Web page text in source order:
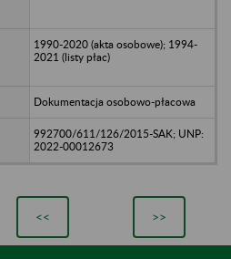
1990-2020 (akta osobowe); 1994-
2021 (listy płac)
Dokumentacja osobowo-płacowa
992700/611/126/2015-SAK; UNP:
2022-00012673
<< >>